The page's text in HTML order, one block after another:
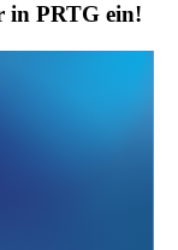
in PRTG ein!